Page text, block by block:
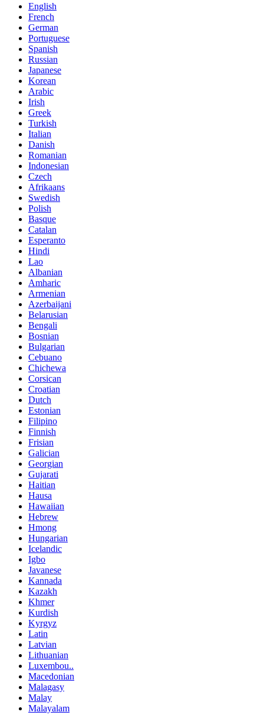
English
French
German
Portuguese
Spanish
Russian
Japanese
Korean
Arabic
Irish
Greek
Turkish
Italian
Danish
Romanian
Indonesian
Czech
Afrikaans
Swedish
Polish
Basque
Catalan
Esperanto
Hindi
Lao
Albanian
Amharic
Armenian
Azerbaijani
Belarusian
Bengali
Bosnian
Bulgarian
Cebuano
Chichewa
Corsican
Croatian
Dutch
Estonian
Filipino
Finnish
Frisian
Galician
Georgian
Gujarati
Haitian
Hausa
Hawaiian
Hebrew
Hmong
Hungarian
Icelandic
Igbo
Javanese
Kannada
Kazakh
Khmer
Kurdish
Kyrgyz
Latin
Latvian
Lithuanian
Luxembou..
Macedonian
Malagasy
Malay
Malayalam